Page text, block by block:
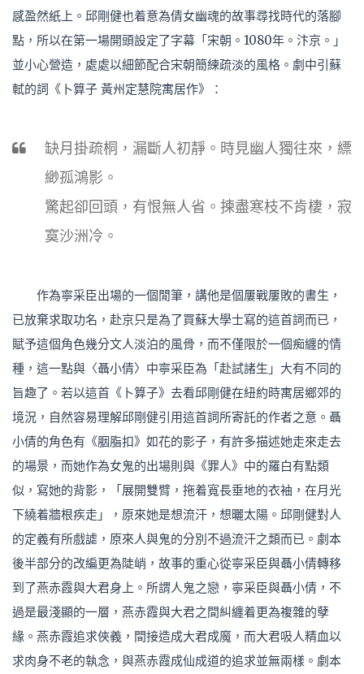
感盈然紙上。邱剛健也着意為倩女幽魂的故事尋找時代的落腳
點，所以在第一場開頭設定了字幕「宋朝。1080年。汴京。」
並小心營造，處處以細節配合宋朝簡練疏淡的風格。劇中引蘇
軾的詞《卜算子 黃州定慧院寓居作》：
缺月掛疏桐，漏斷人初靜。時見幽人獨往來，縹
緲孤鴻影。
驚起卻回頭，有恨無人省。揀盡寒枝不肯棲，寂
寞沙洲冷。
作為寧采臣出場的一個閒筆，講他是個屢戰屢敗的書生，
已放棄求取功名，赴京只是為了買蘇大學士寫的這首詞而已，
賦予這個角色幾分文人淡泊的風骨，而不僅限於一個痴纏的情
種，這一點與〈聶小倩〉中寧采臣為「赴試諸生」大有不同的
旨趣了。若以這首《卜算子》去看邱剛健在紐約時寓居鄉郊的
境況，自然容易理解邱剛健引用這首詞所寄託的作者之意。聶
小倩的角色有《胭脂扣》如花的影子，有許多描述她走來走去
的場景，而她作為女鬼的出場則與《罪人》中的羅白有點類
似，寫她的背影，「展開雙臂，拖着寬長垂地的衣袖，在月光
下繞着牆根疾走」，原來她是想流汗，想曬太陽。邱剛健對人
的定義有所戲謔，原來人與鬼的分別不過流汗之類而已。劇本
後半部分的改編更為陡峭，故事的重心從寧采臣與聶小倩轉移
到了燕赤霞與大君身上。所謂人鬼之戀，寧采臣與聶小倩，不
過是最淺顯的一層，燕赤霞與大君之間糾纏着更為複雜的孽
緣。燕赤霞追求俠義，間接造成大君成魔，而大君吸人精血以
求肉身不老的執念，與燕赤霞成仙成道的追求並無兩樣。劇本